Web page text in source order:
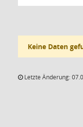
Keine Daten
Letzte Änderung: